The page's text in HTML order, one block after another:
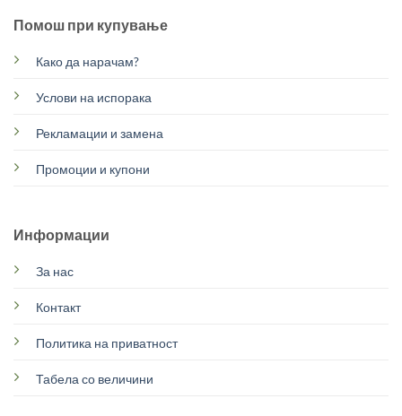
Помош при купување
Како да нарачам?
Услови на испорака
Рекламации и замена
Промоции и купони
Информации
За нас
Контакт
Политика на приватност
Табела со величини